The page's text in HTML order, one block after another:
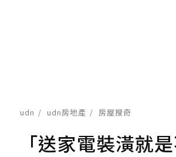
udn udn房地產 房屋搜奇
「送家電裝潢就